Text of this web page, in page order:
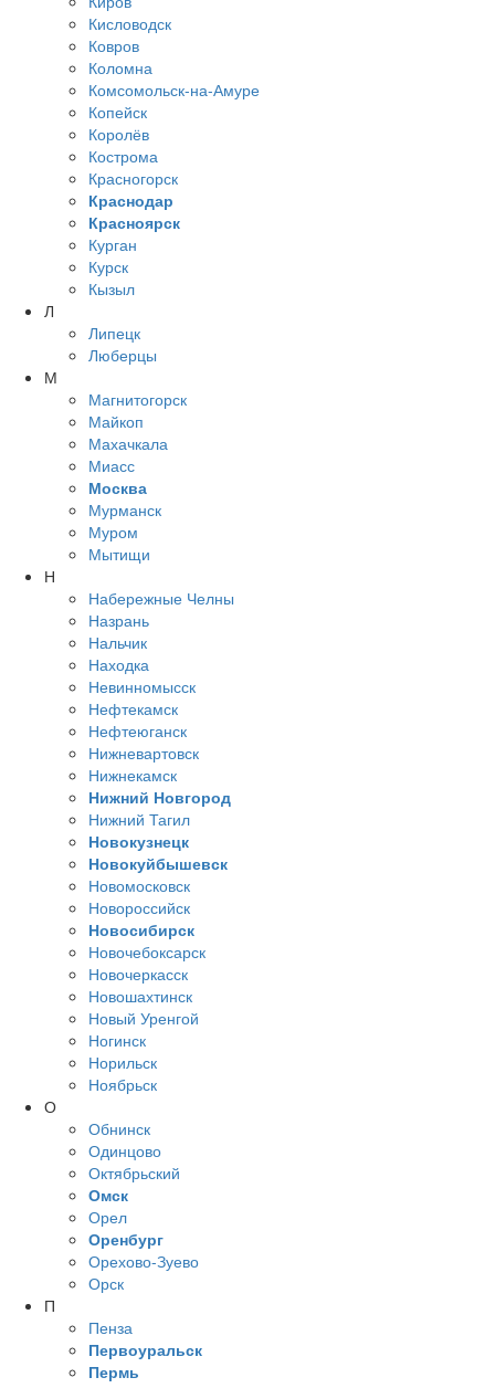
Кисловодск
Ковров
Коломна
Комсомольск-на-Амуре
Копейск
Королёв
Кострома
Красногорск
Краснодар
Красноярск
Курган
Курск
Кызыл
Л
Липецк
Люберцы
М
Магнитогорск
Майкоп
Махачкала
Миасс
Москва
Мурманск
Муром
Мытищи
Н
Набережные Челны
Назрань
Нальчик
Находка
Невинномысск
Нефтекамск
Нефтеюганск
Нижневартовск
Нижнекамск
Нижний Новгород
Нижний Тагил
Новокузнецк
Новокуйбышевск
Новомосковск
Новороссийск
Новосибирск
Новочебоксарск
Новочеркасск
Новошахтинск
Новый Уренгой
Ногинск
Норильск
Ноябрьск
О
Обнинск
Одинцово
Октябрьский
Омск
Орел
Оренбург
Орехово-Зуево
Орск
П
Пенза
Первоуральск
Пермь